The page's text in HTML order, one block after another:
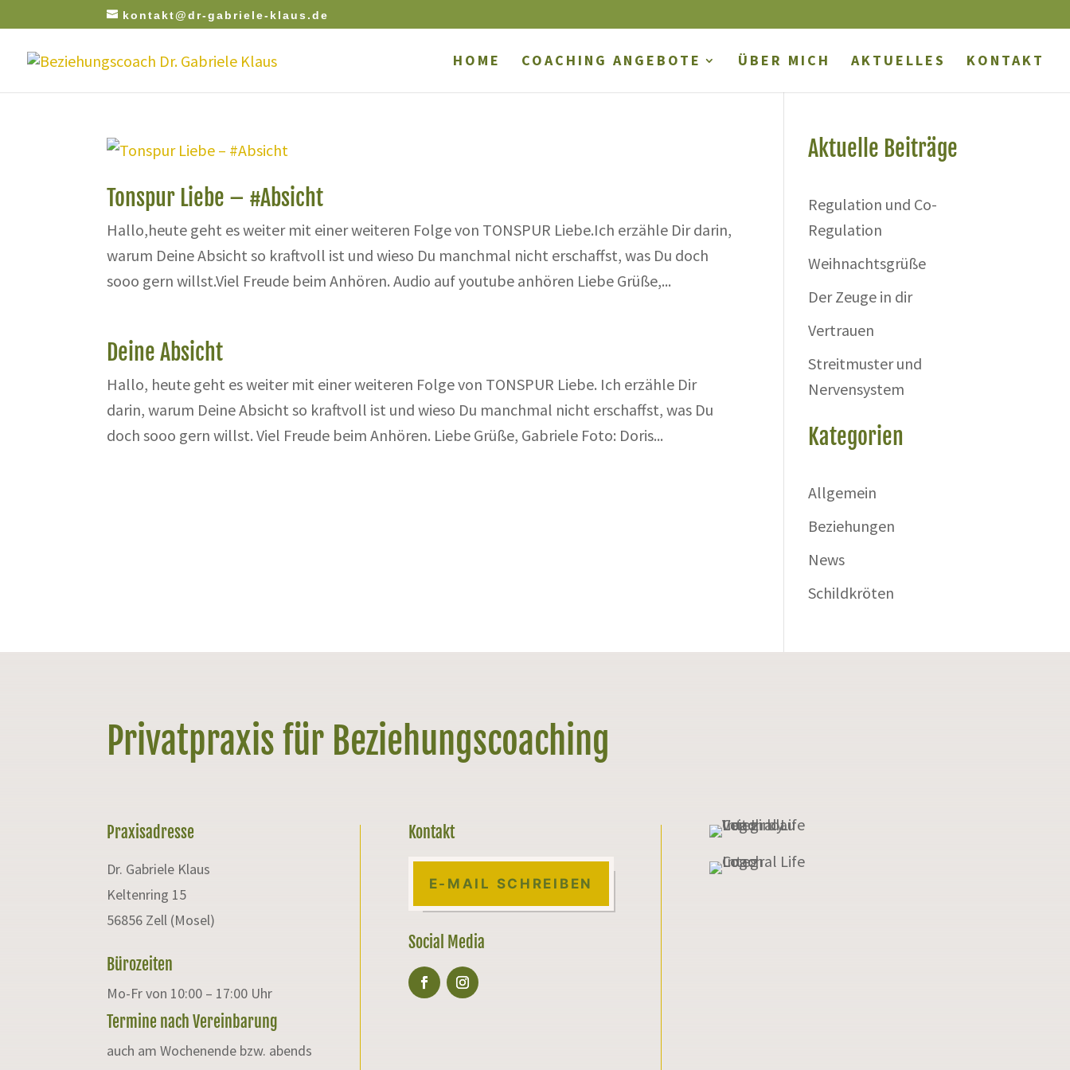
kontakt@dr-gabriele-klaus.de
HOME COACHING ANGEBOTE ÜBER MICH AKTUELLES KONTAKT
Tonspur Liebe – #Absicht
Hallo,heute geht es weiter mit einer weiteren Folge von TONSPUR Liebe.Ich erzähle Dir darin,
warum Deine Absicht so kraftvoll ist und wieso Du manchmal nicht erschaffst, was Du doch
sooo gern willst.Viel Freude beim Anhören. Audio auf youtube anhören Liebe Grüße,...
Deine Absicht
Hallo, heute geht es weiter mit einer weiteren Folge von TONSPUR Liebe. Ich erzähle Dir
darin, warum Deine Absicht so kraftvoll ist und wieso Du manchmal nicht erschaffst, was Du
doch sooo gern willst. Viel Freude beim Anhören. Liebe Grüße, Gabriele Foto: Doris...
Aktuelle Beiträge
Regulation und Co-
Regulation
Weihnachtsgrüße
Der Zeuge in dir
Vertrauen
Streitmuster und
Nervensystem
Kategorien
Allgemein
Beziehungen
News
Schildkröten
Privatpraxis für Beziehungscoaching
Praxisadresse
Dr. Gabriele Klaus
Keltenring 15
56856 Zell (Mosel)
Bürozeiten
Mo-Fr von 10:00 – 17:00 Uhr
Termine nach Vereinbarung
auch am Wochenende bzw. abends
Kontakt
E-MAIL SCHREIBEN
Social Media